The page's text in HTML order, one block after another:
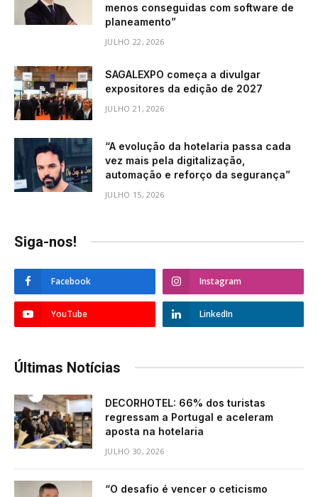
menos conseguidas com software de
planeamento”
JULHO 22, 2026
SAGALEXPO começa a divulgar
expositores da edição de 2027
JULHO 21, 2026
“A evolução da hotelaria passa cada
vez mais pela digitalização,
automação e reforço da segurança”
JULHO 15, 2026
Siga-nos!
Facebook Instagram
YouTube LinkedIn
Últimas Notícias
DECORHOTEL: 66% dos turistas
regressam a Portugal e aceleram
aposta na hotelaria
JULHO 30, 2026
“O desafio é vencer o ceticismo